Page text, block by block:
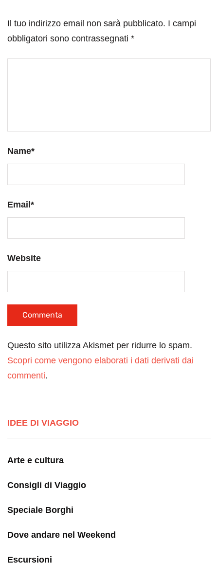
Il tuo indirizzo email non sarà pubblicato. I campi
obbligatori sono contrassegnati *
Name*
Email*
Website
Questo sito utilizza Akismet per ridurre lo spam.
Scopri come vengono elaborati i dati derivati dai
commenti.
IDEE DI VIAGGIO
Arte e cultura
Consigli di Viaggio
Speciale Borghi
Dove andare nel Weekend
Escursioni